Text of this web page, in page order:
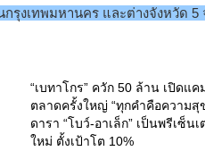
รุงเทพมหานคร และต่างจังหวัด 5
“เบทาโกร” ควัก 50 ล้าน เปิดแค
ตลาดครั้งใหญ่ “ทุกคำคือความสุ
ดารา “โบว์-อาเล็ก” เป็นพรีเซ็น
ใหม่ ตั้งเป้าโต 10%